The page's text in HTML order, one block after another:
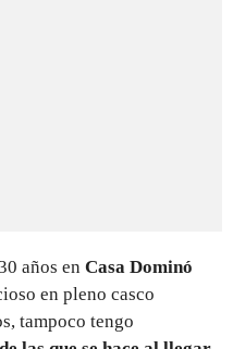
años en Casa Dominó
en pleno casco
tampoco tengo